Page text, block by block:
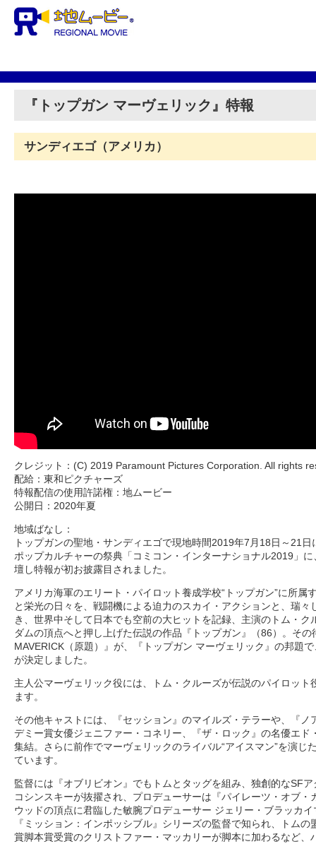
権・リンク｜ 映画のなかの建築 ｜ おいしい
『トップガン マーヴェリック』特報
サンディエゴ（アメリカ）
クレジット：(C) 2019 Paramount Pictures Corporation. All rights
配給：東和ピクチャーズ
特報配信の使用許諾権：地ムービー
公開日：2020年夏
地域ばなし：
トップガンの聖地・サンディエゴで現地時間2019年7月18日～21
ポップカルチャーの祭典「コミコン・インターナショナル2019」
壇し特報が初お披露目されました。
アメリカ海軍のエリート・パイロット養成学校“トップガン”に所属
と栄光の日々を、戦闘機による迫力のスカイ・アクションと、瑞
き、世界中そして日本でも空前の大ヒットを記録、主演のトム・
ダムの頂点へと押し上げた伝説の作品『トップガン』（86）。そ
MAVERICK（原題）』が、『トップガン マーヴェリック』の邦題
が決定しました。
主人公マーヴェリック役には、トム・クルーズが伝説のパイロット
ます。
その他キャストには、『セッション』のマイルズ・テラーや、『ノ
デミー賞女優ジェニファー・コネリー、『ザ・ロック』の名優エド
集結。さらに前作でマーヴェリックのライバル“アイスマン”を演じ
ています。
監督には『オブリビオン』でもトムとタッグを組み、独創的なSF
コシンスキーが抜擢され、プロデューサーは『パイレーツ・オブ
ウッドの頂点に君臨した敏腕プロデューサー ジェリー・ブラッカ
『ミッション：インポッシブル』シリーズの監督で知られ、トム
賞脚本賞受賞のクリストファー・マッカリーが脚本に加わるなど、